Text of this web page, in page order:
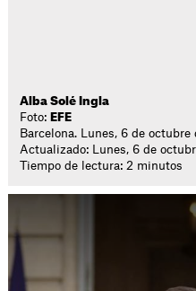
Alba Solé Ingla
Foto: EFE
Barcelona. Lunes, 6 de
Actualizado: Lunes, 6 de
Tiempo de lectura: 2 minutos